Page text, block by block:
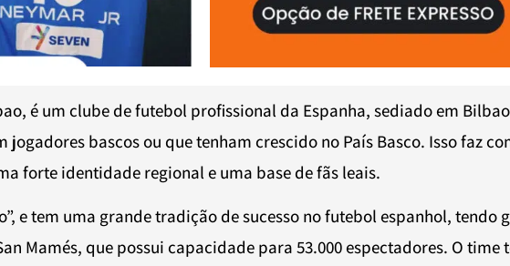
é um clube de futebol profissional da Espanha, sediado em
bascos ou que tenham crescido no País Basco. Isso faz
forte identidade regional e uma base de fãs leais.
e tem uma grande tradição de sucesso no futebol espanhol, tendo
Mamés, que possui capacidade para 53.000 espectadores. O